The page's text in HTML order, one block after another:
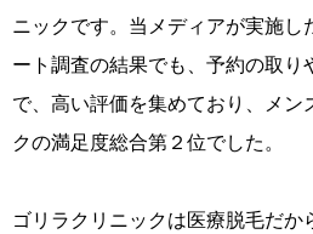
ニックです。当メディアが実施し
ート調査の結果でも、予約の取り
で、高い評価を集めており、メン
クの満足度総合第２位でした。
ゴリラクリニックは医療脱毛だか